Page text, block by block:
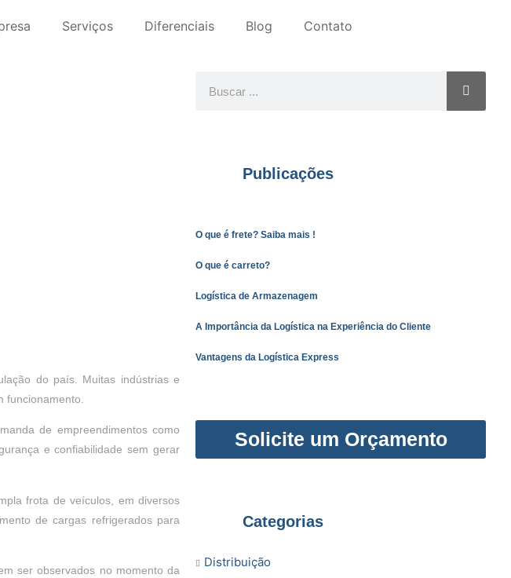
Serviços Diferenciais Blog Contato
do país. Muitas indústrias e
de empreendimentos como
e confiabilidade sem gerar
frota de veículos, em diversos
de cargas refrigerados para
ser observados no momento da
Publicações
O que é frete? Saiba mais !
O que é carreto?
Logística de Armazenagem
A Importância da Logística na Experiência do Cliente
Vantagens da Logística Express
Solicite um Orçamento
Categorias
Distribuição